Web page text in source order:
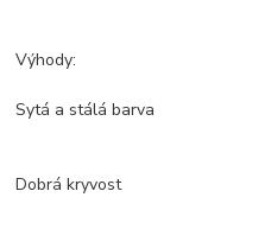
Výhody:
Sytá a stálá barva
Dobrá kryvost